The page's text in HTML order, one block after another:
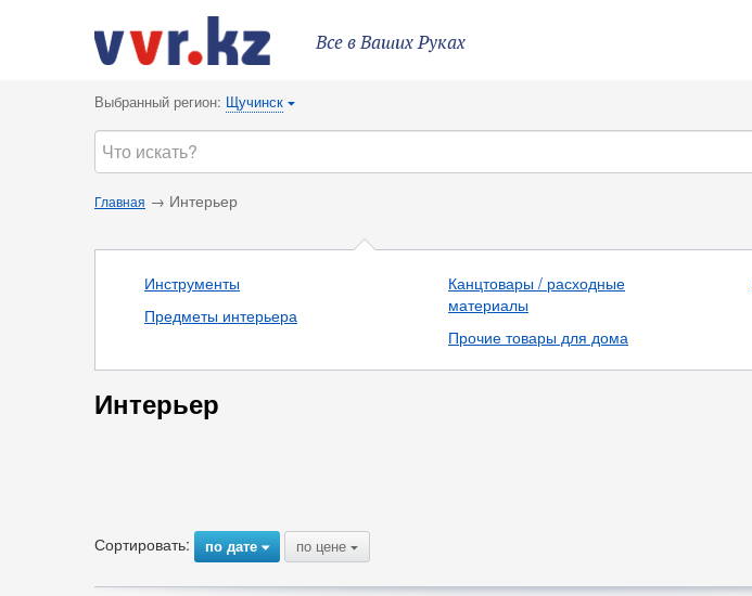
Все в Ваших Руках
Выбранный регион: Щучинск {
Главная → Интерьер
Инструменты
Предметы интерьера
Канцтовары / расходные
материалы
Прочие товары для дома
Интерьер
Сортировать: по дате{ по цене {